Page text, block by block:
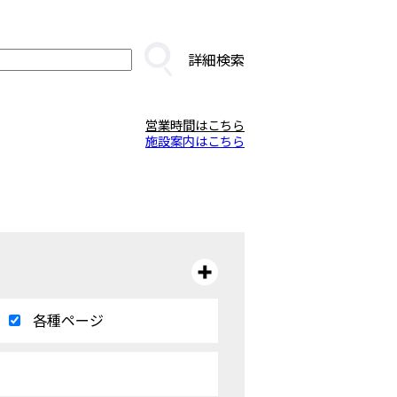
詳細検索
営業時間はこちら
施設案内はこちら
各種ページ